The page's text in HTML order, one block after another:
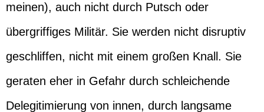
meinen), auch nicht durch Putsch oder
übergriffiges Militär. Sie werden nicht disruptiv
geschliffen, nicht mit einem großen Knall. Sie
geraten eher in Gefahr durch schleichende
Delegitimierung von innen, durch langsame